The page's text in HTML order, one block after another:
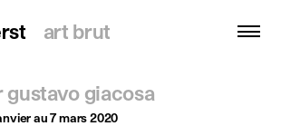
art brut
art brut
gustavo giacosa
au 7 mars 2020